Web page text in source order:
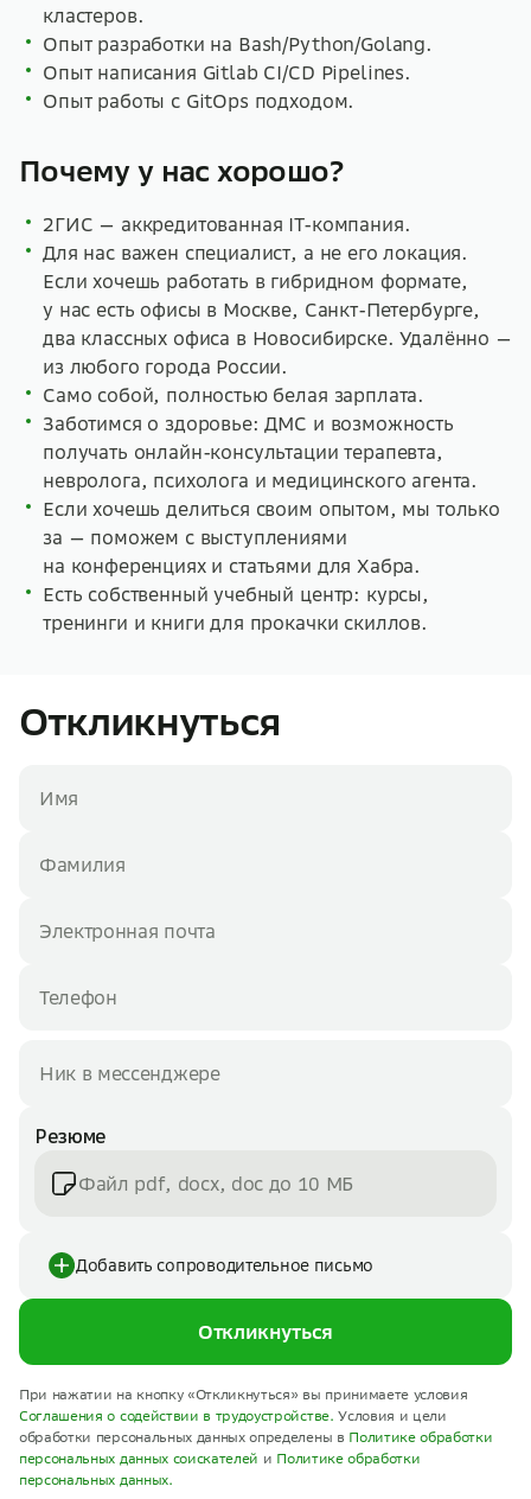
кластеров.
Опыт разработки на Bash/Python/Golang.
Опыт написания Gitlab CI/CD Pipelines.
Опыт работы с GitOps подходом.
Почему у нас хорошо?
2ГИС — аккредитованная IT-компания.
Для нас важен специалист, а не его локация.
Если хочешь работать в гибридном формате,
у нас есть офисы в Москве, Санкт-Петербурге,
два классных офиса в Новосибирске. Удалённо —
из любого города России.
Само собой, полностью белая зарплата.
Заботимся о здоровье: ДМС и возможность
получать онлайн-консультации терапевта,
невролога, психолога и медицинского агента.
Если хочешь делиться своим опытом, мы только
за — поможем с выступлениями
на конференциях и статьями для Хабра.
Есть собственный учебный центр: курсы,
тренинги и книги для прокачки скиллов.
Откликнуться
Резюме
Файл pdf, docx, doc до 10 МБ
Добавить сопроводительное письмо
Откликнуться
При нажатии на кнопку «Откликнуться» вы принимаете условия
Соглашения о содействии в трудоустройстве. Условия и цели
обработки персональных данных определены в Политике обработки
персональных данных соискателей и Политике обработки
персональных данных.